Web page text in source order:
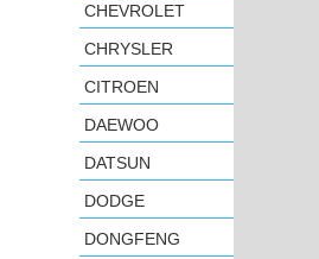
CHEVROLET
CHRYSLER
CITROEN
DAEWOO
DATSUN
DODGE
DONGFENG